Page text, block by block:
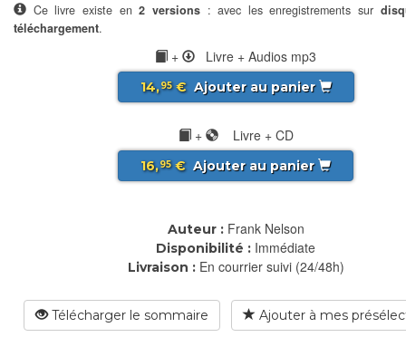
Ce livre existe en2 versions: avec les enregistrements sur
téléchargement.
+ Livre + Audios mp3
14,95€ Ajouter au panier
+ Livre + CD
16,95€ Ajouter au panier
Auteur : Frank Nelson
Disponibilité : Immédiate
Livraison : En courrier suivi (24/48h)
Télécharger le sommaire Ajouter à mes